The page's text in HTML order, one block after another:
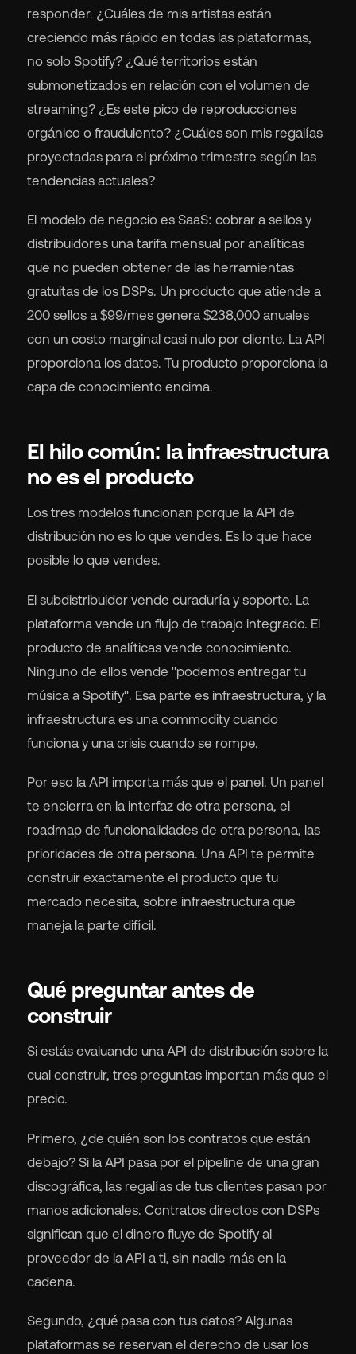
responder. ¿Cuáles de mis artistas están
creciendo más rápido en todas las plataformas,
no solo Spotify? ¿Qué territorios están
submonetizados en relación con el volumen de
streaming? ¿Es este pico de reproducciones
orgánico o fraudulento? ¿Cuáles son mis regalías
proyectadas para el próximo trimestre según las
tendencias actuales?
El modelo de negocio es SaaS: cobrar a sellos y
distribuidores una tarifa mensual por analíticas
que no pueden obtener de las herramientas
gratuitas de los DSPs. Un producto que atiende a
200 sellos a $99/mes genera $238,000 anuales
con un costo marginal casi nulo por cliente. La API
proporciona los datos. Tu producto proporciona la
capa de conocimiento encima.
El hilo común: la infraestructura
no es el producto
Los tres modelos funcionan porque la API de
distribución no es lo que vendes. Es lo que hace
posible lo que vendes.
El subdistribuidor vende curaduría y soporte. La
plataforma vende un flujo de trabajo integrado. El
producto de analíticas vende conocimiento.
Ninguno de ellos vende "podemos entregar tu
música a Spotify". Esa parte es infraestructura, y la
infraestructura es una commodity cuando
funciona y una crisis cuando se rompe.
Por eso la API importa más que el panel. Un panel
te encierra en la interfaz de otra persona, el
roadmap de funcionalidades de otra persona, las
prioridades de otra persona. Una API te permite
construir exactamente el producto que tu
mercado necesita, sobre infraestructura que
maneja la parte difícil.
Qué preguntar antes de
construir
Si estás evaluando una API de distribución sobre la
cual construir, tres preguntas importan más que el
precio.
Primero, ¿de quién son los contratos que están
debajo? Si la API pasa por el pipeline de una gran
discográfica, las regalías de tus clientes pasan por
manos adicionales. Contratos directos con DSPs
significan que el dinero fluye de Spotify al
proveedor de la API a ti, sin nadie más en la
cadena.
Segundo, ¿qué pasa con tus datos? Algunas
plataformas se reservan el derecho de usar los